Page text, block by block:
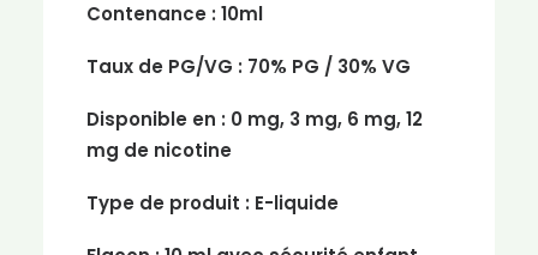
Contenance : 10ml
Taux de PG/VG : 70% PG / 30% VG
Disponible en : 0 mg, 3 mg, 6 mg, 12
mg de nicotine
Type de produit : E-liquide